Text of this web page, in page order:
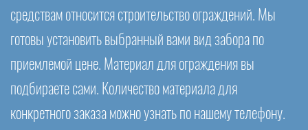
средствам относится строительство ограждений. Мы
готовы установить выбранный вами вид забора по
приемлемой цене. Материал для ограждения вы
подбираете сами. Количество материала для
конкретного заказа можно узнать по нашему телефону.